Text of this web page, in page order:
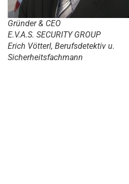
Gründer & CEO
E.V.A.S. SECURITY GROUP
Erich Vötterl, Berufsdetektiv u.
Sicherheitsfachmann